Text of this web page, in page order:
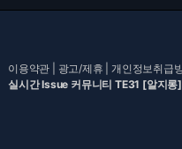
이용약관 광고/제휴 |개인정보취급
실시간 Issue 커뮤니티 TE31 [알지